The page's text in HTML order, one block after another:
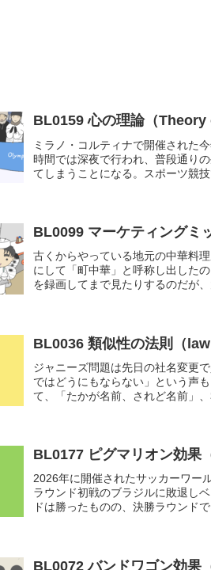
BL0159 心の理論（Theory
ミラノ・コルティナで開催された
時間では深夜で行われ、普段通り
てしまうことになる。スポーツ競
BL0099 マーケティングミ
古くからやっている地元の中華料
にして「町中華」と呼称し出した
を録画してまで見たりするのだが
BL0036 類似性の法則（
ジャニーズ問題は先日の社名変更
ではどうにもならない」という声
て、「たかが名前、されど名前」
BL0177 ピグマリオン効果
2026年に開催されたサッカーワー
ラウンド初戦のブラジルに敗退し
ドは勝ったものの、決勝ラウンド
BL0072 バンドワゴン効果